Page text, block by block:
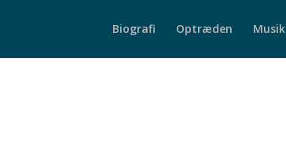
Biografi Optræden Musik